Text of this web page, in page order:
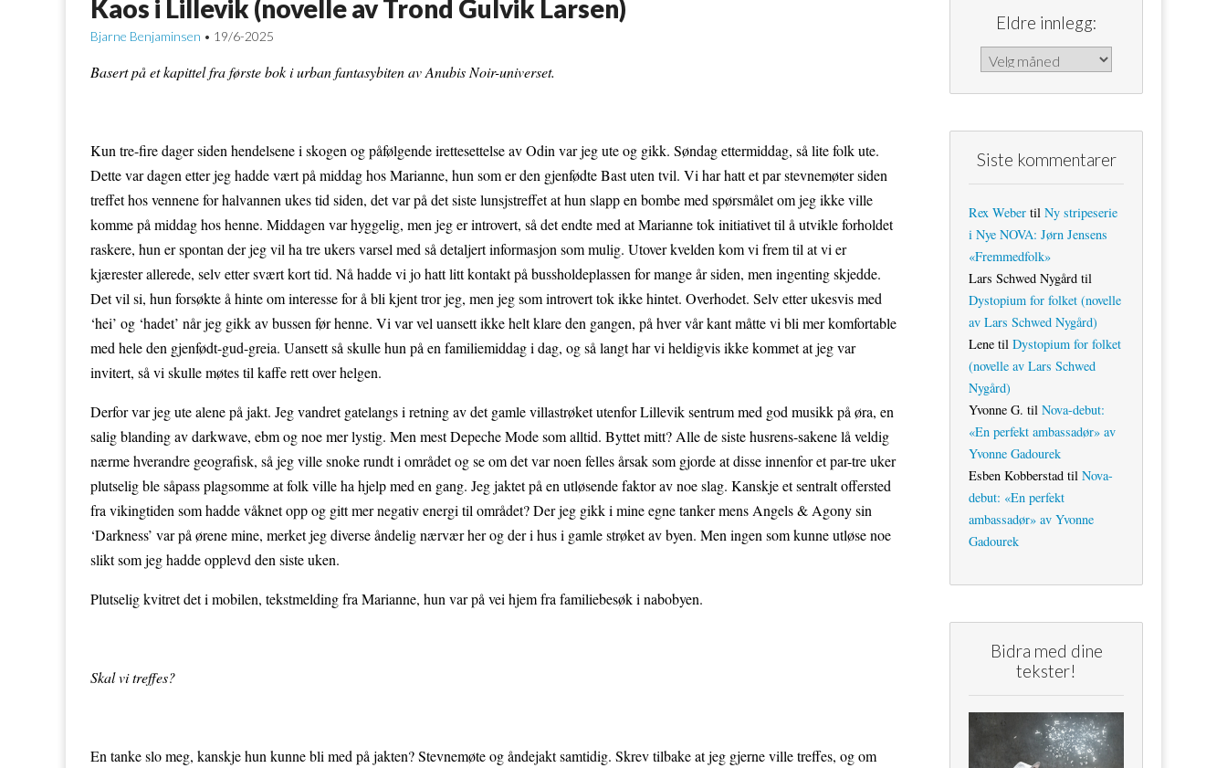
Kaos i Lillevik (novelle av Trond Gulvik Larsen)
Bjarne Benjaminsen • 19/6-2025
Basert på et kapittel fra første bok i urban fantasybiten av Anubis Noir-universet.
Kun tre-fire dager siden hendelsene i skogen og påfølgende irettesettelse av Odin var jeg ute og gikk. Søndag ettermiddag, så lite folk ute.
Dette var dagen etter jeg hadde vært på middag hos Marianne, hun som er den gjenfødte Bast uten tvil. Vi har hatt et par stevnemøter siden
treffet hos vennene for halvannen ukes tid siden, det var på det siste lunsjstreffet at hun slapp en bombe med spørsmålet om jeg ikke ville
komme på middag hos henne. Middagen var hyggelig, men jeg er introvert, så det endte med at Marianne tok initiativet til å utvikle forholdet
raskere, hun er spontan der jeg vil ha tre ukers varsel med så detaljert informasjon som mulig. Utover kvelden kom vi frem til at vi er
kjærester allerede, selv etter svært kort tid. Nå hadde vi jo hatt litt kontakt på bussholdeplassen for mange år siden, men ingenting skjedde.
Det vil si, hun forsøkte å hinte om interesse for å bli kjent tror jeg, men jeg som introvert tok ikke hintet. Overhodet. Selv etter ukesvis med
‘hei’ og ‘hadet’ når jeg gikk av bussen før henne. Vi var vel uansett ikke helt klare den gangen, på hver vår kant måtte vi bli mer komfortable
med hele den gjenfødt-gud-greia. Uansett så skulle hun på en familiemiddag i dag, og så langt har vi heldigvis ikke kommet at jeg var
invitert, så vi skulle møtes til kaffe rett over helgen.
Derfor var jeg ute alene på jakt. Jeg vandret gatelangs i retning av det gamle villastrøket utenfor Lillevik sentrum med god musikk på øra, en
salig blanding av darkwave, ebm og noe mer lystig. Men mest Depeche Mode som alltid. Byttet mitt? Alle de siste husrens-sakene lå veldig
nærme hverandre geografisk, så jeg ville snoke rundt i området og se om det var noen felles årsak som gjorde at disse innenfor et par-tre uker
plutselig ble såpass plagsomme at folk ville ha hjelp med en gang. Jeg jaktet på en utløsende faktor av noe slag. Kanskje et sentralt offersted
fra vikingtiden som hadde våknet opp og gitt mer negativ energi til området? Der jeg gikk i mine egne tanker mens Angels & Agony sin
‘Darkness’ var på ørene mine, merket jeg diverse åndelig nærvær her og der i hus i gamle strøket av byen. Men ingen som kunne utløse noe
slikt som jeg hadde opplevd den siste uken.
Plutselig kvitret det i mobilen, tekstmelding fra Marianne, hun var på vei hjem fra familiebesøk i nabobyen.
Skal vi treffes?
En tanke slo meg, kanskje hun kunne bli med på jakten? Stevnemøte og åndejakt samtidig. Skrev tilbake at jeg gjerne ville treffes, og om
Eldre innlegg:
Eldre innlegg:
Siste kommentarer
Rex Weber til Ny stripeserie
i Nye NOVA: Jørn Jensens
«Fremmedfolk»
Lars Schwed Nygård til
Dystopium for folket (novelle
av Lars Schwed Nygård)
Lene til Dystopium for folket
(novelle av Lars Schwed
Nygård)
Yvonne G. til Nova-debut:
«En perfekt ambassadør» av
Yvonne Gadourek
Esben Kobberstad til Nova-
debut: «En perfekt
ambassadør» av Yvonne
Gadourek
Bidra med dine
tekster!